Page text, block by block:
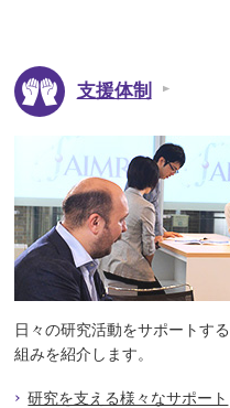
支援体制
日々の研究活動をサポートす
組みを紹介します。
研究を支える様々なサポート